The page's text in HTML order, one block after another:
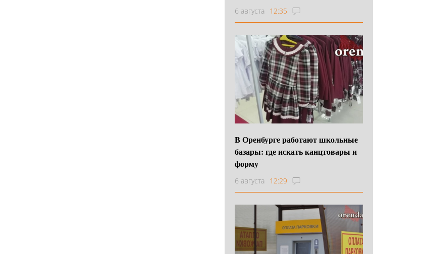
6 августа 12:35
В Оренбурге работают школьные
базары: где искать канцтовары и
форму
6 августа 12:29